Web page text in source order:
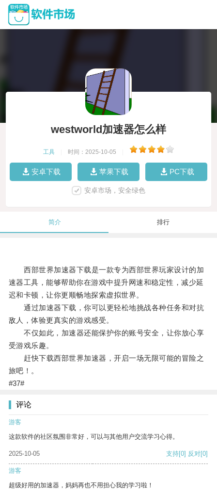
westworld加速器怎么样
工具 时间：2025-10-05
安卓下载 苹果下载 PC下载
安卓市场，安全绿色
简介 排行
西部世界加速器下载是一款专为西部世界玩家设计的加
速器工具，能够帮助你在游戏中提升网速和稳定性，减少延
迟和卡顿，让你更顺畅地探索虚拟世界。
通过加速器下载，你可以更轻松地挑战各种任务和对抗
敌人，体验更真实的游戏感受。
不仅如此，加速器还能保护你的账号安全，让你放心享
受游戏乐趣。
赶快下载西部世界加速器，开启一场无限可能的冒险之
旅吧！。
#37#
评论
游客
这款软件的社区氛围非常好，可以与其他用户交流学习心得。
2025-10-05 支持[0] 反对[0]
游客
超级好用的加速器，妈妈再也不用担心我的学习啦！